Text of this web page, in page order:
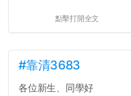
點擊打開全文
#靠清3683
各位新生、同學好